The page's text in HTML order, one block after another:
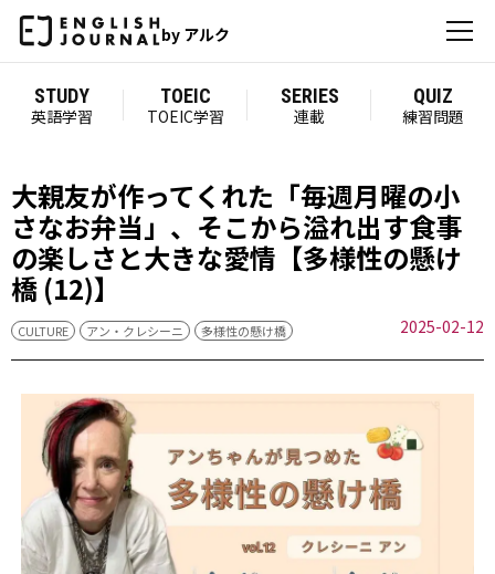
by アルク
STUDY
英語学習
TOEIC
TOEIC学習
SERIES
連載
QUIZ
練習問題
大親友が作ってくれた「毎週月曜の小
さなお弁当」、そこから溢れ出す食事
の楽しさと大きな愛情【多様性の懸け
橋 (12)】
CULTURE アン・クレシーニ 多様性の懸け橋 2025-02-12